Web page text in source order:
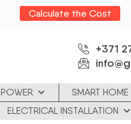
Calculate the Cost
+371
SMART HOME
ELECTRICAL INSTALLATION